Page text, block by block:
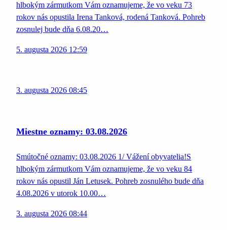
hlbokým zármutkom Vám oznamujeme, že vo veku 73
rokov nás opustila Irena Tanková, rodená Tanková. Pohreb
zosnulej bude dňa 6.08.20…
5. augusta 2026 12:59
3. augusta 2026 08:45
Miestne oznamy: 03.08.2026
Smútočné oznamy: 03.08.2026 1/ Vážení obyvatelia!S
hlbokým zármutkom Vám oznamujeme, že vo veku 84
rokov nás opustil Ján Letusek. Pohreb zosnulého bude dňa
4.08.2026 v utorok 10.00…
3. augusta 2026 08:44